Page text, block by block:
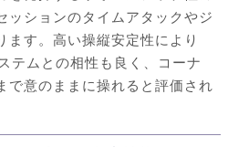
ッションのタイムアタックやジ
ます。高い操縦安定性により
テムとの相性も良く、コーナ
で意のままに操れると評価され